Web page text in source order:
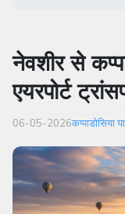
नेवशीर से
एयरपोर्ट
06-05-2026कप्पाडोसिया